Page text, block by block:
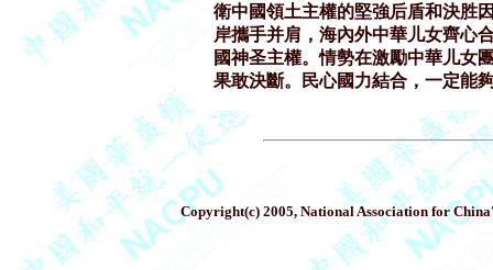
衛中國領土主權的堅強后盾和決胜
岸攜手并肩，海內外中華儿女齊心
國神圣主權。情勢在激勵中華儿女
Copyright(c) 2005, National Association for